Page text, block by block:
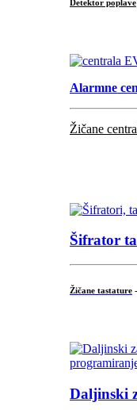
Detektor poplave
Alarmne
Žičane
Šifrator
Žičane tastature -
Daljinski